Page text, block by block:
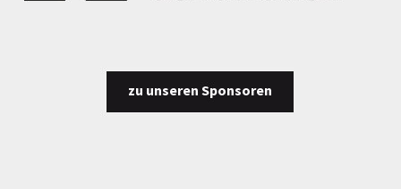
zu unseren Sponsoren